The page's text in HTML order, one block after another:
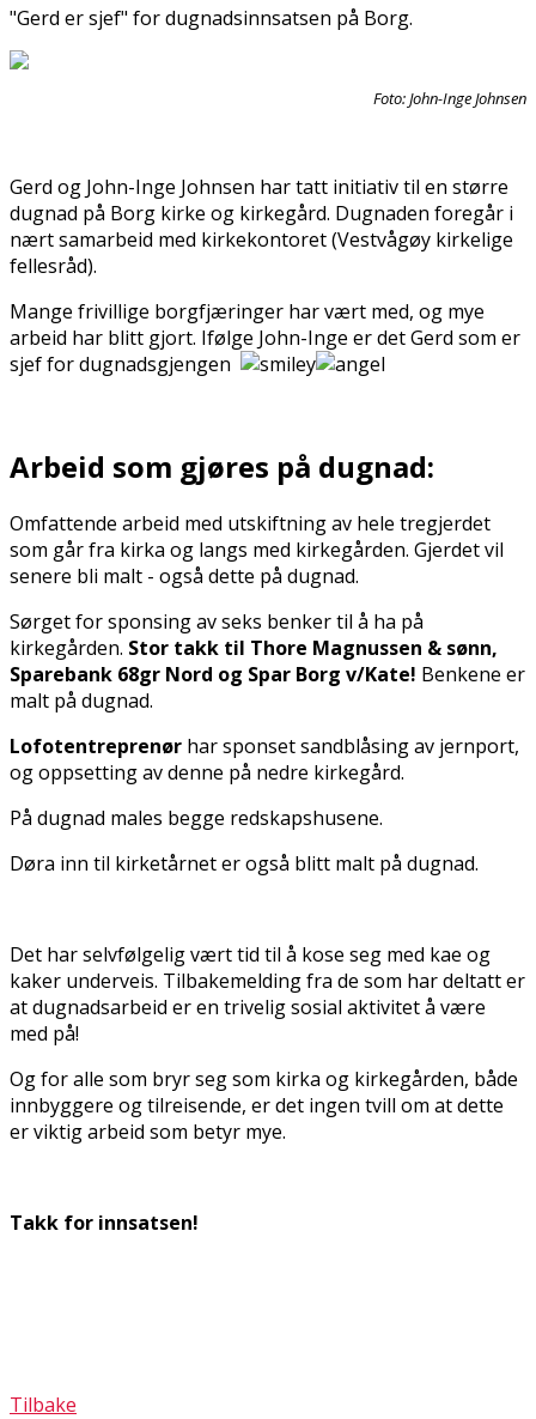
"Gerd er sjef" for dugnadsinnsatsen på Borg.
Foto: John-Inge Johnsen
Gerd og John-Inge Johnsen har tatt initiativ til en større
dugnad på Borg kirke og kirkegård. Dugnaden foregår i
nært samarbeid med kirkekontoret (Vestvågøy kirkelige
fellesråd).
​​​​​Mange frivillige borgfjæringer har vært med, og mye
arbeid har blitt gjort. Ifølge John-Inge er det Gerd som er
sjef for dugnadsgjengen
Arbeid som gjøres på dugnad:
Omfattende arbeid med utskiftning av hele tregjerdet
som går fra kirka og langs med kirkegården. Gjerdet vil
senere bli malt - også dette på dugnad.
Sørget for sponsing av seks benker til å ha på
kirkegården. Stor takk til Thore Magnussen & sønn,
Sparebank 68gr Nord og Spar Borg v/Kate! Benkene er
malt på dugnad.
Lofotentreprenør har sponset sandblåsing av jernport,
og oppsetting av denne på nedre kirkegård.
På dugnad males begge redskapshusene.
Døra inn til kirketårnet er også blitt malt på dugnad.
Det har selvfølgelig vært tid til å kose seg med kaffe og
kaker underveis. Tilbakemelding fra de som har deltatt er
at dugnadsarbeid er en trivelig sosial aktivitet å være
med på!
Og for alle som bryr seg som kirka og kirkegården, både
innbyggere og tilreisende, er det ingen tvill om at dette
er viktig arbeid som betyr mye.
Takk for innsatsen!
Tilbake